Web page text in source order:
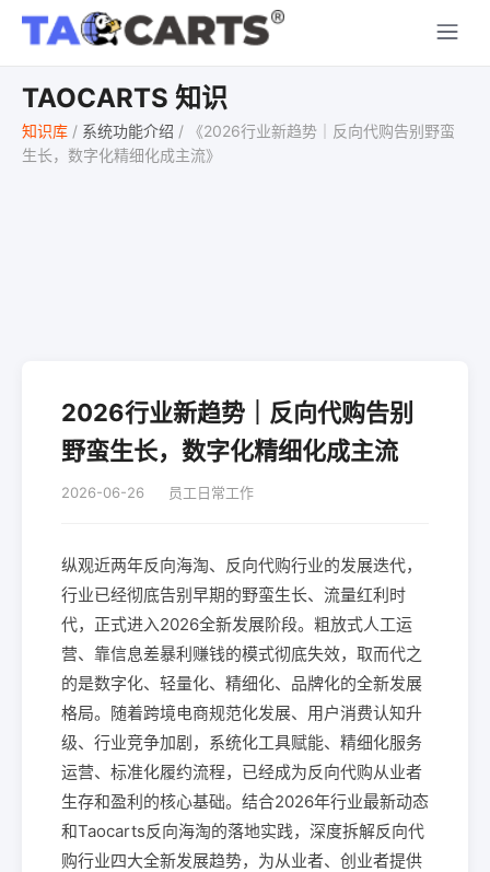
TAOCARTS 知识
知识库 / 系统功能介绍 /
《2026行业新趋势｜反向代购告别野蛮
生长，数字化精细化成主流》
2026行业新趋势｜反向代购告别
野蛮生长，数字化精细化成主流
2026-06-26 员工日常工作
纵观近两年反向海淘、反向代购行业的发展迭代，
行业已经彻底告别早期的野蛮生长、流量红利时
代，正式进入2026全新发展阶段。粗放式人工运
营、靠信息差暴利赚钱的模式彻底失效，取而代之
的是数字化、轻量化、精细化、品牌化的全新发展
格局。随着跨境电商规范化发展、用户消费认知升
级、行业竞争加剧，系统化工具赋能、精细化服务
运营、标准化履约流程，已经成为反向代购从业者
生存和盈利的核心基础。结合2026年行业最新动态
和Taocarts反向海淘的落地实践，深度拆解反向代
购行业四大全新发展趋势，为从业者、创业者提供